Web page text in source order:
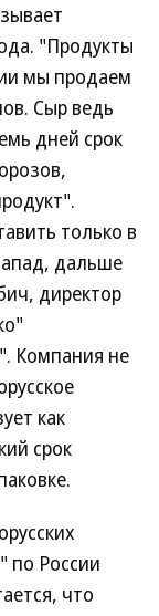
"Продукты
мы продаем
Сыр ведь
дней срок
только в
дальше
директор
Компания не
как
срок
по России
что